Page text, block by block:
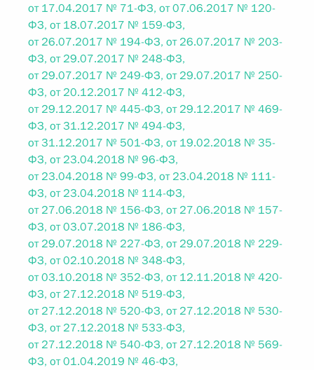
от 17.04.2017 № 71-ФЗ, от 07.06.2017 № 120-
ФЗ, от 18.07.2017 № 159-ФЗ,
от 26.07.2017 № 194-ФЗ, от 26.07.2017 № 203-
ФЗ, от 29.07.2017 № 248-ФЗ,
от 29.07.2017 № 249-ФЗ, от 29.07.2017 № 250-
ФЗ, от 20.12.2017 № 412-ФЗ,
от 29.12.2017 № 445-ФЗ, от 29.12.2017 № 469-
ФЗ, от 31.12.2017 № 494-ФЗ,
от 31.12.2017 № 501-ФЗ, от 19.02.2018 № 35-
ФЗ, от 23.04.2018 № 96-ФЗ,
от 23.04.2018 № 99-ФЗ, от 23.04.2018 № 111-
ФЗ, от 23.04.2018 № 114-ФЗ,
от 27.06.2018 № 156-ФЗ, от 27.06.2018 № 157-
ФЗ, от 03.07.2018 № 186-ФЗ,
от 29.07.2018 № 227-ФЗ, от 29.07.2018 № 229-
ФЗ, от 02.10.2018 № 348-ФЗ,
от 03.10.2018 № 352-ФЗ, от 12.11.2018 № 420-
ФЗ, от 27.12.2018 № 519-ФЗ,
от 27.12.2018 № 520-ФЗ, от 27.12.2018 № 530-
ФЗ, от 27.12.2018 № 533-ФЗ,
от 27.12.2018 № 540-ФЗ, от 27.12.2018 № 569-
ФЗ, от 01.04.2019 № 46-ФЗ,